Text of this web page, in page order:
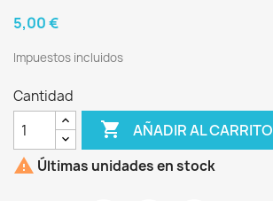
5,00 €
Impuestos incluidos
Cantidad
 AÑADIR AL CARRITO
 Últimas unidades en stock